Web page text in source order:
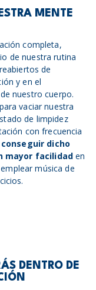
MENTE
completa,
de nuestra rutina
de
y en el
nuestro cuerpo.
vaciar nuestra
de limpidez
con frecuencia
dicho
mayor facilidad en
música de
DENTRO DE